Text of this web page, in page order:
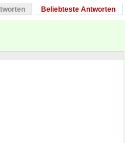
Beliebteste Antworten